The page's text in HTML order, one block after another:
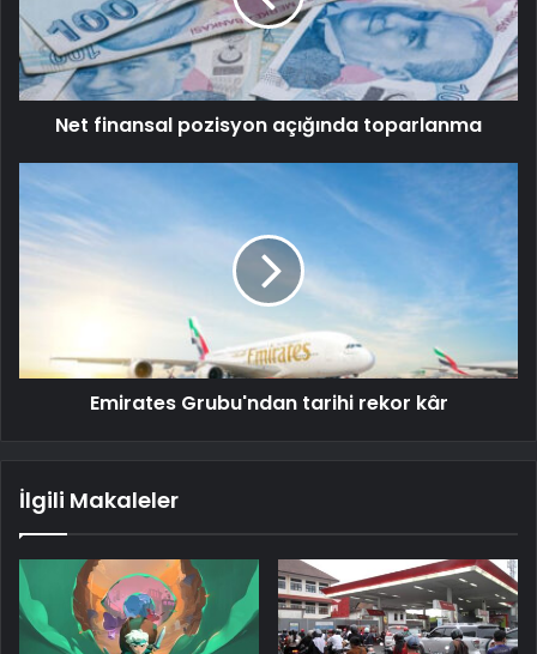
Net finansal pozisyon açığında toparlanma
Emirates Grubu'ndan tarihi rekor kâr
İlgili Makaleler